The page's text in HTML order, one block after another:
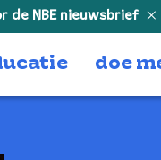
de NBE nieuwsbrief
doe